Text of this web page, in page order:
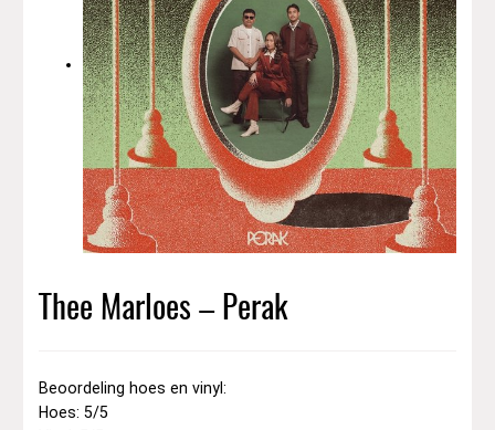
Thee Marloes – Perak
Beoordeling hoes en vinyl:
Hoes: 5/5